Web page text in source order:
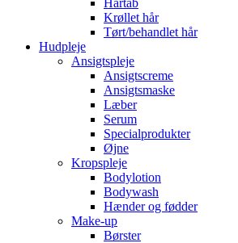
Hårtab
Krøllet hår
Tørt/behandlet hår
Hudpleje
Ansigtspleje
Ansigtscreme
Ansigtsmaske
Læber
Serum
Specialprodukter
Øjne
Kropspleje
Bodylotion
Bodywash
Hænder og fødder
Make-up
Børster